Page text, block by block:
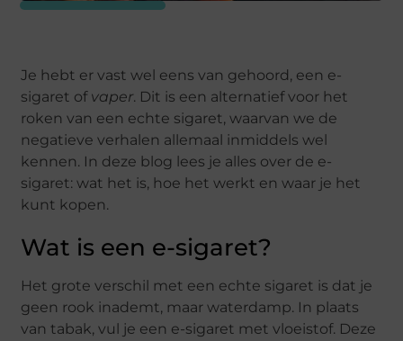
Je hebt er vast wel eens van gehoord, een e-
sigaret of vaper. Dit is een alternatief voor het
roken van een echte sigaret, waarvan we de
negatieve verhalen allemaal inmiddels wel
kennen. In deze blog lees je alles over de e-
sigaret: wat het is, hoe het werkt en waar je het
kunt kopen.
Wat is een e-sigaret?
Het grote verschil met een echte sigaret is dat je
geen rook inademt, maar waterdamp. In plaats
van tabak, vul je een e-sigaret met vloeistof. Deze